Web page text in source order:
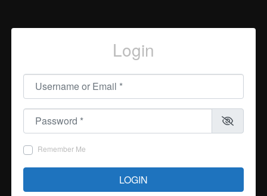
Login
Username or Email
Password
Remember Me
LOGIN